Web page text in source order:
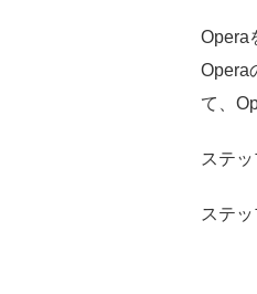
Opera
Opera
て、
ステッ
ステ